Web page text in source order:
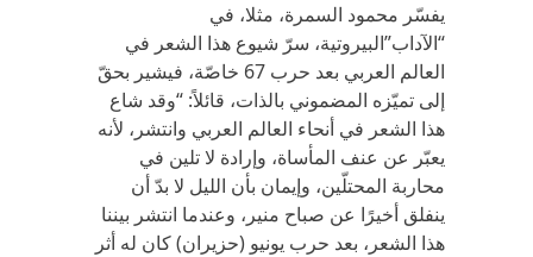
يفسّر محمود السمرة، مثلا، في
“الآداب”البيروتية، سرّ شيوع هذا الشعر في
العالم العربي بعد حرب 67 خاصّة، فيشير بحقّ
إلى تميّزه المضموني بالذات، قائلاً: “وقد شاع
هذا الشعر في أنحاء العالم العربي وانتشر، لأنه
يعبّر عن عنف المأساة، وإرادة لا تلين في
محاربة المحتلّين، وإيمان بأن الليل لا بدّ أن
ينفلق أخيرًا عن صباح منير، وعندما انتشر بيننا
هذا الشعر، بعد حرب يونيو (حزيران) كان له أثر